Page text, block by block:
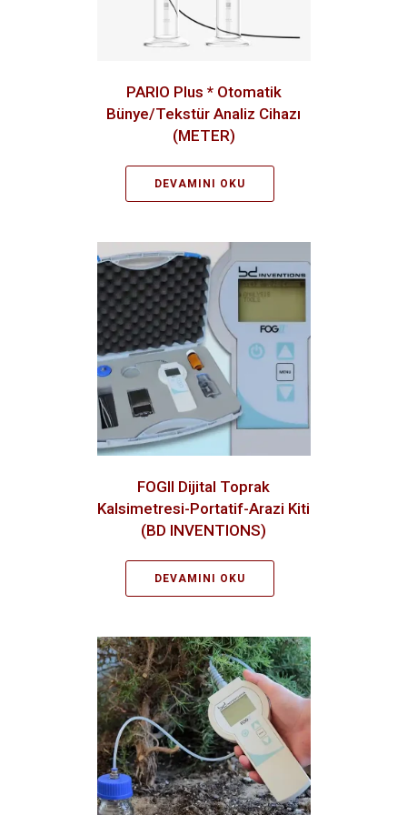
PARIO Plus * Otomatik
Bünye/Tekstür Analiz Cihazı
(METER)
DEVAMINI OKU
FOGII Dijital Toprak
Kalsimetresi-Portatif-Arazi Kiti
(BD INVENTIONS)
DEVAMINI OKU